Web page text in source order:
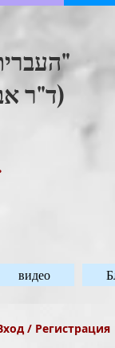
(ד"ר
видео
/ Регистрация